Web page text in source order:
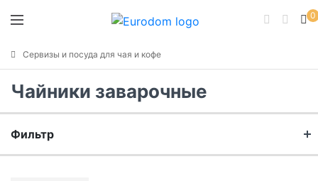
0
Сервизы и посуда для чая и кофе
Чайники заварочные
Фильтр